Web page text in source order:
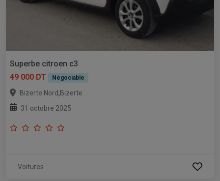
Superbe citroen c3
49 000 DT
Négociable
Bizerte Nord,Bizerte
31 octobre 2025
Voitures